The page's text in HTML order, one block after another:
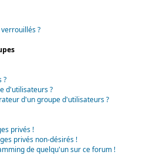
?
?
d'utilisateurs ?
d'un groupe d'utilisateurs ?
privés !
privés non-désirés !
de quelqu'un sur ce forum !